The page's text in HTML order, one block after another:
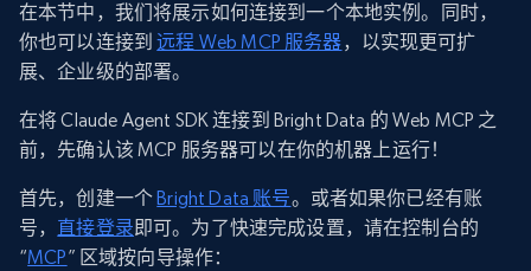
在本节中，我们将展示如何连接到一个本地实例。同时，
你也可以连接到远程 Web MCP 服务器，以实现更可扩
展、企业级的部署。
在将 Claude Agent SDK 连接到 Bright Data 的 Web MCP 之
前，先确认该 MCP 服务器可以在你的机器上运行！
首先，创建一个Bright Data 账号。或者如果你已经有账
号， 直接登录即可。为了快速完成设置，请在控制台的
“MCP” 区域按向导操作：